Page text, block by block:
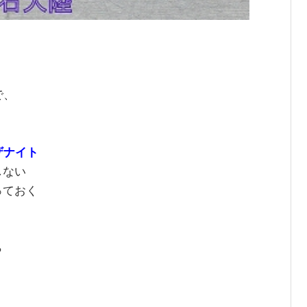
イト
い
おく